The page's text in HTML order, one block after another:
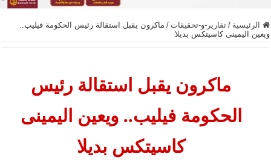
الرئيسية / تقارير-و-تحقيقات / ماكرون يقبل استقالة رئيس الحكومة فيليب..
ويعين اليمينى كاسيتكس بديلا
ماكرون يقبل استقالة رئيس
الحكومة فيليب.. ويعين اليمينى
كاسيتكس بديلا